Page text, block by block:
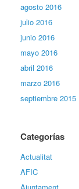
agosto 2016
julio 2016
junio 2016
mayo 2016
abril 2016
marzo 2016
septiembre 2015
Categorías
Actualitat
AFIC
Ajuntament